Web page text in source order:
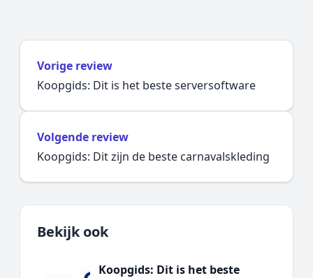
Vorige review
Koopgids: Dit is het beste serversoftware
Volgende review
Koopgids: Dit zijn de beste carnavalskleding
Bekijk ook
Koopgids: Dit is het beste